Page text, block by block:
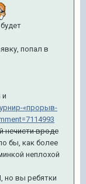
попал в
и
«прорыв-
нечисти вроде
бы, как более
неплохой
но вы ребятки